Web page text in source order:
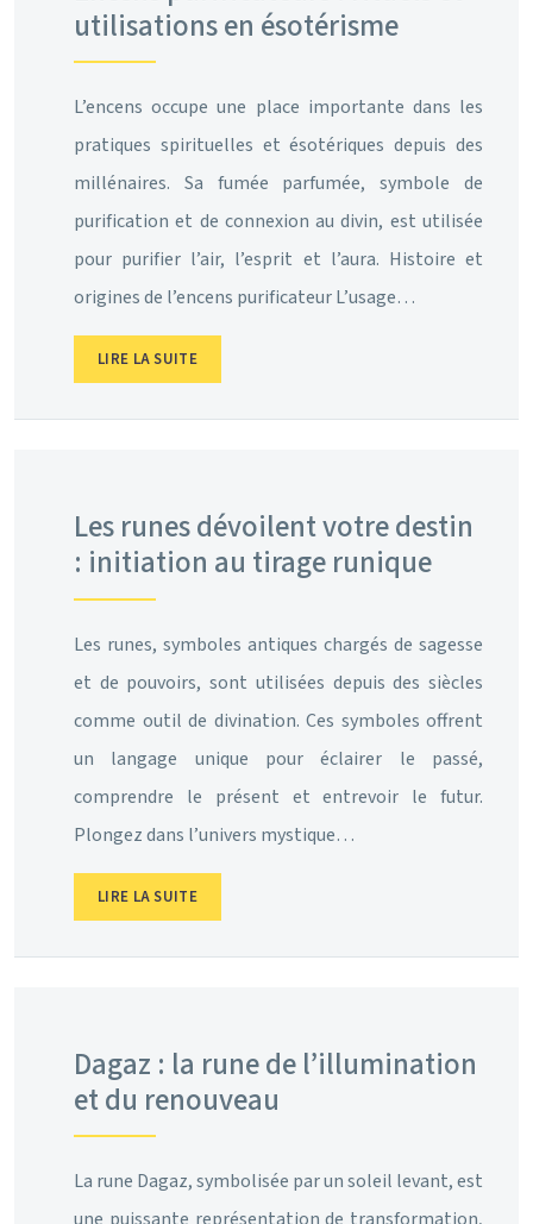
utilisations en ésotérisme
L’encens occupe une place importante dans les
pratiques spirituelles et ésotériques depuis des
millénaires. Sa fumée parfumée, symbole de
purification et de connexion au divin, est utilisée
pour purifier l’air, l’esprit et l’aura. Histoire et
origines de l’encens purificateur L’usage…
LIRE LA SUITE
Les runes dévoilent votre destin
: initiation au tirage runique
Les runes, symboles antiques chargés de sagesse
et de pouvoirs, sont utilisées depuis des siècles
comme outil de divination. Ces symboles offrent
un langage unique pour éclairer le passé,
comprendre le présent et entrevoir le futur.
Plongez dans l’univers mystique…
LIRE LA SUITE
Dagaz : la rune de l’illumination
et du renouveau
La rune Dagaz, symbolisée par un soleil levant, est